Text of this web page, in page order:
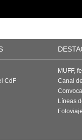
CdF
MUFF,
Canal
Líneas